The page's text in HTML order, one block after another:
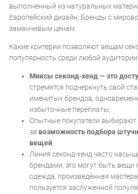
выполненный из натуральных
Европейский дизайн, Бренды с
заманчивым ценам.
Какие критерии позволяют вещам
популярность среди любой
Миксы секонд-хенд — это
стремятся подчеркнуть свой
именитых брендов,
избыточные переплаты;
Опытные покупатели выбирают
за возможность подбора
вещей;
Линия секонд-хенд часто
брендами, это могут быть вещи
одежда, произведённая
пользуется заслуженной